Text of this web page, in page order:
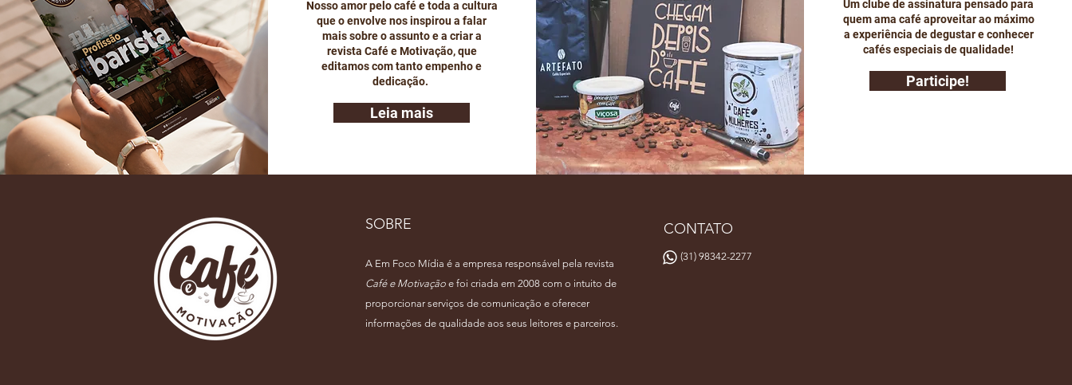
Nosso amor pelo café e toda a cultura
que o envolve nos inspirou a falar
mais sobre o assunto e a criar a
revista Café e Motivação, que
editamos com tanto empenho e
dedicação.
Leia mais
Um clube de assinatura pensado para
quem ama café aproveitar ao máximo
a experiência de degustar e conhecer
cafés especiais de qualidade!
Participe!
SOBRE
A Em Foco Mídia é a empresa responsável pela revista
Café e Motivação e foi criada em 2008 com o intuito de
proporcionar serviços de comunicação e oferecer
informações de qualidade aos seus leitores e parceiros.
CONTATO
(31) 98342-2277